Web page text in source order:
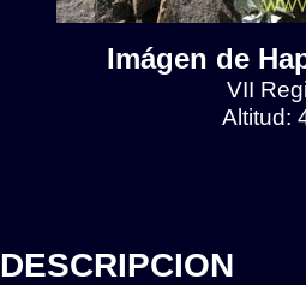
Imágen de
VII
Altitud:
DESCRIPCION